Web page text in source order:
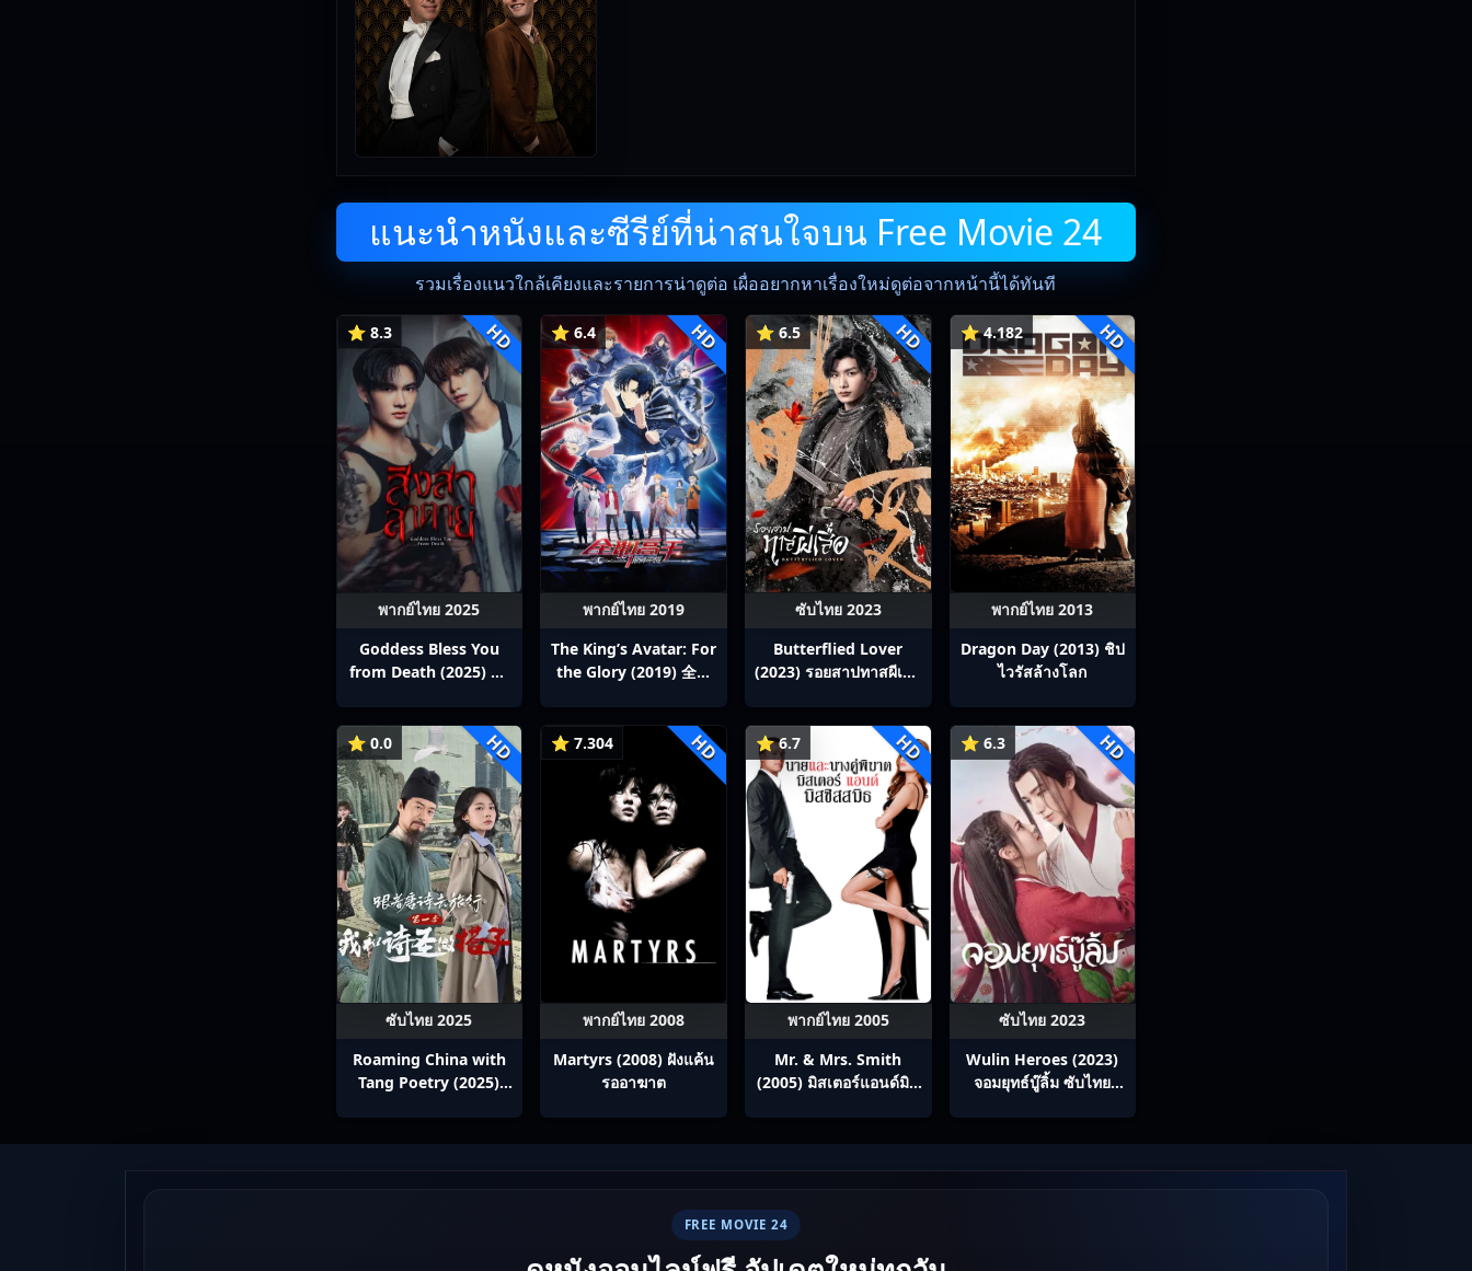
แนะนำหนังและซีรีย์ที่น่าสนใจบน Free Movie 24
รวมเรื่องแนวใกล้เคียงและรายการน่าดูต่อ เผื่ออยากหาเรื่องใหม่ดูต่อจากหน้านี้ได้ทันที
⭐ 8.3 HD
พากย์ไทย 2025
Goddess Bless You
from Death (2025) สิง
⭐ 6.4 HD
พากย์ไทย 2019
The King’s Avatar: For
the Glory (2019) 全职
⭐ 6.5 HD
ซับไทย 2023
Butterflied Lover
(2023) รอยสาปทาสผีเสื้อ
⭐ 4.182 HD
พากย์ไทย 2013
Dragon Day (2013) ชิป
ไวรัสล้างโลก
⭐ 0.0 HD
ซับไทย 2025
Roaming China with
Tang Poetry (2025)
⭐ 7.304 HD
พากย์ไทย 2008
Martyrs (2008) ฝังแค้น
รออาฆาต
⭐ 6.7 HD
พากย์ไทย 2005
Mr. & Mrs. Smith
(2005) มิสเตอร์แอนด์มิส
⭐ 6.3 HD
ซับไทย 2023
Wulin Heroes (2023)
จอมยุทธ์บู๊ลิ้ม ซับไทย
FREE MOVIE 24